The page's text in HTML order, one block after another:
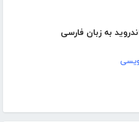
به زبان فارسی